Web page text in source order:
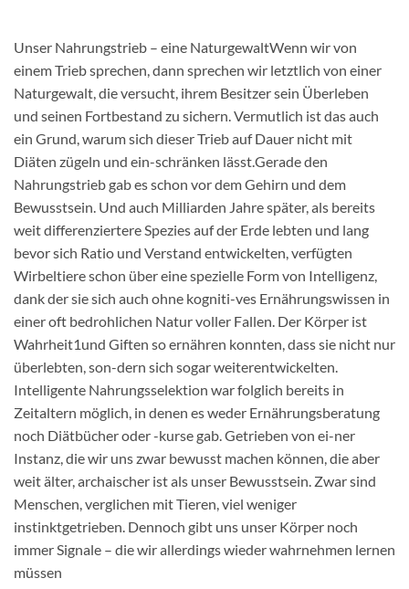
Unser Nahrungstrieb – eine NaturgewaltWenn wir von
einem Trieb sprechen, dann sprechen wir letztlich von einer
Naturgewalt, die versucht, ihrem Besitzer sein Überleben
und seinen Fortbestand zu sichern. Vermutlich ist das auch
ein Grund, warum sich dieser Trieb auf Dauer nicht mit
Diäten zügeln und ein-schränken lässt.Gerade den
Nahrungstrieb gab es schon vor dem Gehirn und dem
Bewusstsein. Und auch Milliarden Jahre später, als bereits
weit differenziertere Spezies auf der Erde lebten und lang
bevor sich Ratio und Verstand entwickelten, verfügten
Wirbeltiere schon über eine spezielle Form von Intelligenz,
dank der sie sich auch ohne kogniti-ves Ernährungswissen in
einer oft bedrohlichen Natur voller Fallen. Der Körper ist
Wahrheit1und Giften so ernähren konnten, dass sie nicht nur
überlebten, son-dern sich sogar weiterentwickelten.
Intelligente Nahrungsselektion war folglich bereits in
Zeitaltern möglich, in denen es weder Ernährungsberatung
noch Diätbücher oder -kurse gab. Getrieben von ei-ner
Instanz, die wir uns zwar bewusst machen können, die aber
weit älter, archaischer ist als unser Bewusstsein. Zwar sind
Menschen, verglichen mit Tieren, viel weniger
instinktgetrieben. Dennoch gibt uns unser Körper noch
immer Signale – die wir allerdings wieder wahrnehmen lernen
müssen